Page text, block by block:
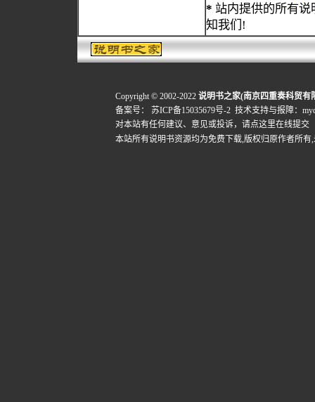
* 站内提供的所有
知我们!
Copyright © 2002-2022 说明书之家(南京四重奏科贸有
备案号：
苏ICP备15035679号-2 技术支持与报障：
对本站有任何建议、意见或投诉， 请点这里在线提交
本站所有说明书资源均为免费下载,版权归原作者所